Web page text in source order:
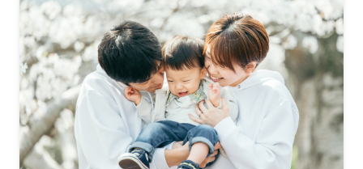
撮影後は、独自の編集技術で写真の明るさや色合いを丁寧に調
整。自然な雰囲気を残しつつも、おしゃれで洗練された仕上がり
に。きっと「こんな写真を撮ってほしかった！」と思える一枚に
出会えます。まずは、ラブグラフの 撮影事例をご覧ください。